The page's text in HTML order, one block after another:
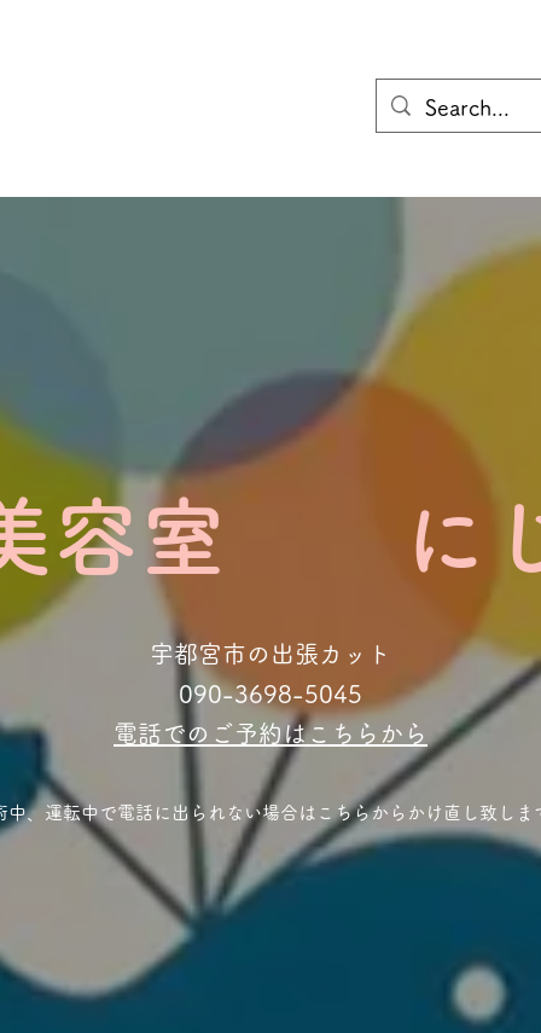
容室 に
宇都宮市の出張カット
​​090-3698-5045
​電話でのご予約はこちらから
中、運転中で電話に出られない場合はこちらからかけ直し致しま